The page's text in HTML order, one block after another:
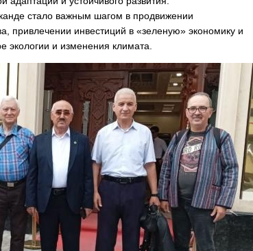
стало важным шагом в продвижении
привлечении инвестиций в «зеленую» экономику и
экологии и изменения климата.